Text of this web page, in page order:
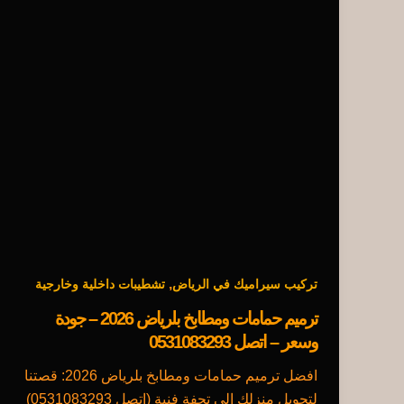
تركيب سيراميك في الرياض, تشطيبات داخلية وخارجية
ترميم حمامات ومطابخ بلرياض 2026 – جودة
وسعر – اتصل 0531083293
افضل ترميم حمامات ومطابخ بلرياض 2026: قصتنا
لتحويل منزلك إلى تحفة فنية (اتصل 0531083293)